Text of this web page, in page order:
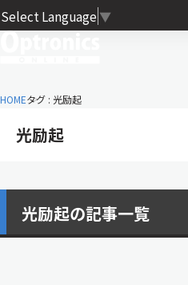
Select Language ▼
HOMEタグ : 光励起
光励起
光励起の記事一覧